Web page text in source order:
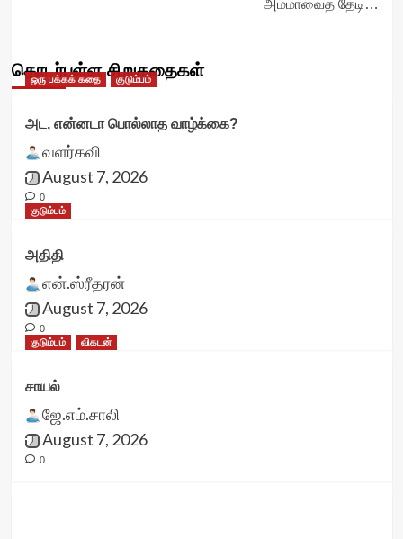
அம்மாவைத் தேடி…
தொடர்புள்ள சிறுகதைகள்
ஒரு பக்கக் கதை குடும்பம்
அட, என்னடா பொல்லாத வாழ்க்கை?
வளர்கவி
August 7, 2026
0
குடும்பம்
அதிதி
என்.ஸ்ரீதரன்
August 7, 2026
0
குடும்பம்
விகடன்
சாயல்
ஜே.எம்.சாலி
August 7, 2026
0